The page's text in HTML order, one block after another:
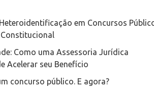
em Concursos
Como uma Assessoria Jurídica
Acelerar seu Benefício
concurso público. E agora?